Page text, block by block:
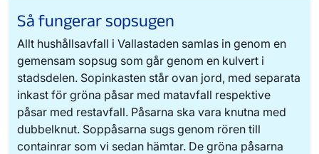
Så fungerar sopsugen
Allt hushållsavfall i Vallastaden samlas in genom en
gemensam sopsug som går genom en kulvert i
stadsdelen. Sopinkasten står ovan jord, med separata
inkast för gröna påsar med matavfall respektive
påsar med restavfall. Påsarna ska vara knutna med
dubbelknut. Soppåsarna sugs genom rören till
containrar som vi sedan hämtar. De gröna påsarna